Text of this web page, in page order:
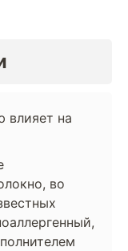
влияет на
во